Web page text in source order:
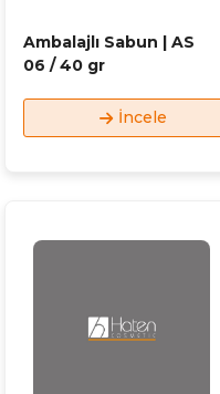
Ambalajlı Sabun | AS
06 / 40 gr
İncele